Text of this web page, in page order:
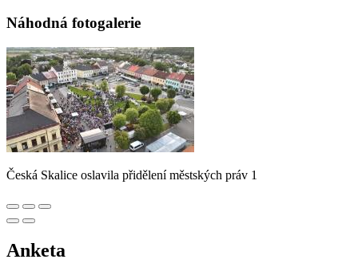
Náhodná fotogalerie
Česká Skalice oslavila přidělení městských práv 1
Anketa